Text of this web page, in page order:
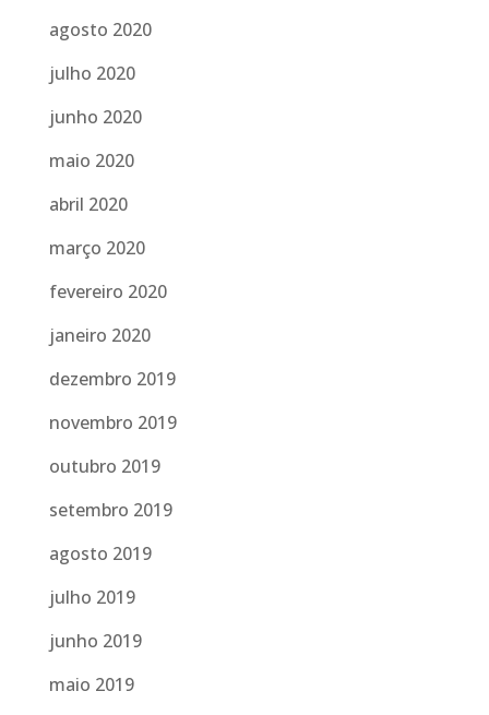
agosto 2020
julho 2020
junho 2020
maio 2020
abril 2020
março 2020
fevereiro 2020
janeiro 2020
dezembro 2019
novembro 2019
outubro 2019
setembro 2019
agosto 2019
julho 2019
junho 2019
maio 2019